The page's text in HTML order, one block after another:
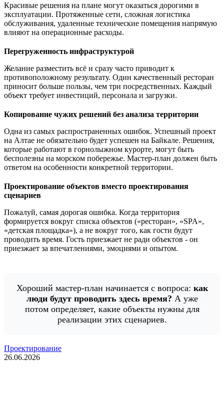
Красивые решения на плане могут оказаться дорогими в
эксплуатации. Протяженные сети, сложная логистика
обслуживания, удаленные технические помещения напрямую
влияют на операционные расходы.
Перегруженность инфраструктурой
Желание разместить всё и сразу часто приводит к
противоположному результату. Один качественный ресторан
приносит больше пользы, чем три посредственных. Каждый
объект требует инвестиций, персонала и загрузки.
Копирование чужих решений без анализа территории
Одна из самых распространенных ошибок. Успешный проект
на Алтае не обязательно будет успешен на Байкале. Решения,
которые работают в горнолыжном курорте, могут быть
бесполезны на морском побережье. Мастер-план должен быть
ответом на особенности конкретной территории.
Проектирование объектов вместо проектирования
сценариев
Пожалуй, самая дорогая ошибка. Когда территория
формируется вокруг списка объектов («ресторан», «SPA»,
«детская площадка»), а не вокруг того, как гости будут
проводить время. Гость приезжает не ради объектов - он
приезжает за впечатлениями, эмоциями и опытом.
Хороший мастер-план начинается с вопроса: как
люди будут проводить здесь время? А уже
потом определяет, какие объекты нужны для
реализации этих сценариев.
Проектирование
26.06.2026